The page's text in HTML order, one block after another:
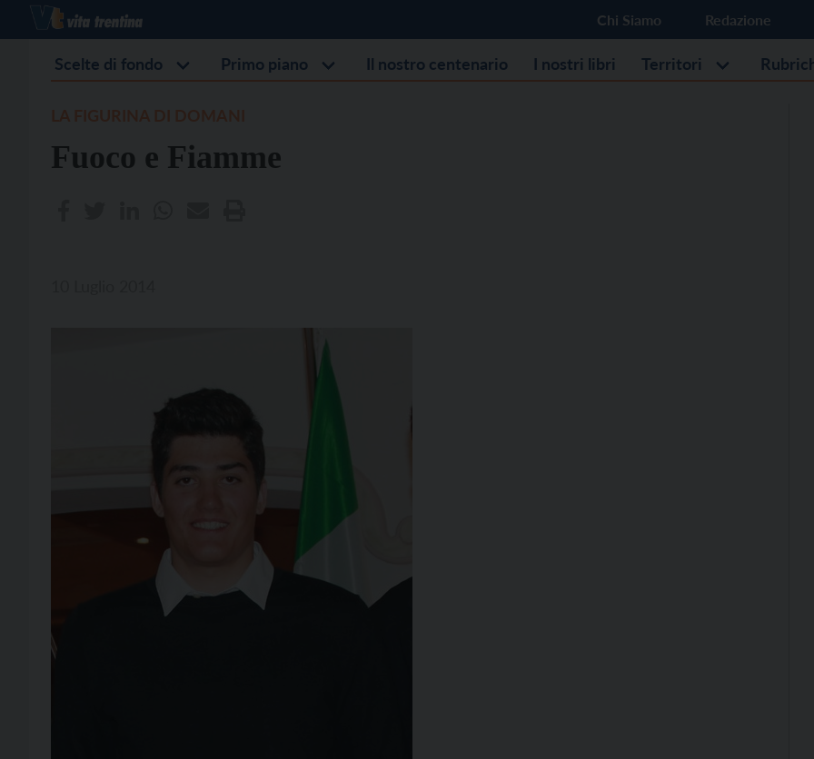
Chi Siamo Redazione
Scelte di fondo Primo piano Il nostro centenario I nostri libri Territori
Fuoco e Fiamme